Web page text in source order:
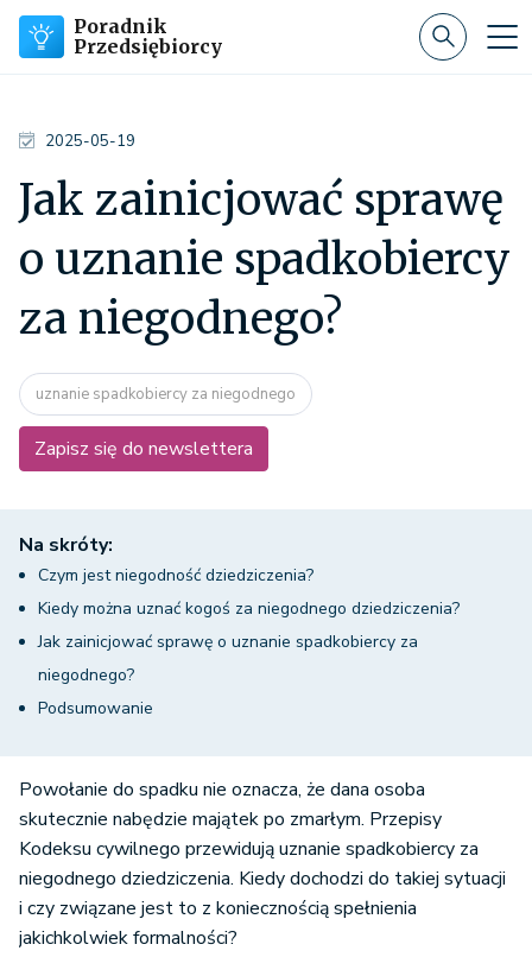
Poradnik
Przedsiębiorcy
2025-05-19
Jak zainicjować sprawę
o uznanie spadkobiercy
za niegodnego?
uznanie spadkobiercy za niegodnego
Zapisz się do newslettera
Na skróty:
Czym jest niegodność dziedziczenia?
Kiedy można uznać kogoś za niegodnego dziedziczenia?
Jak zainicjować sprawę o uznanie spadkobiercy za
niegodnego?
Podsumowanie
Powołanie do spadku nie oznacza, że dana osoba
skutecznie nabędzie majątek po zmarłym. Przepisy
Kodeksu cywilnego przewidują uznanie spadkobiercy za
niegodnego dziedziczenia. Kiedy dochodzi do takiej sytuacji
i czy związane jest to z koniecznością spełnienia
jakichkolwiek formalności?